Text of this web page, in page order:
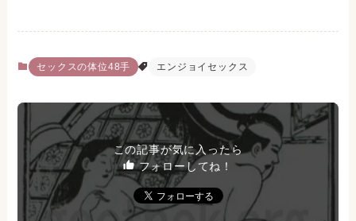
セックスの体位48手 エンジョイセックス
この記事が気に入ったら
フォローしてね！